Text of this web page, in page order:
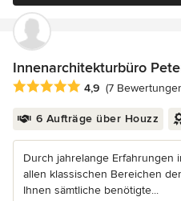
Innenarchitekturbüro
Durchschnittliche Bewertung:
4,9 (7
6 Aufträge über Houzz
Durch jahrelange Erfahrungen
allen klassischen Bereichen
Ihnen sämtliche benötigte...